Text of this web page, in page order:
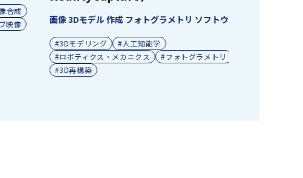
画像 3Dモデル 作成 フォトグラメトリ ソフトウェア
#3Dモデリング
#人工知能学
#ロボティクス・メカニクス
#フォトグラメトリ
#3D再構築